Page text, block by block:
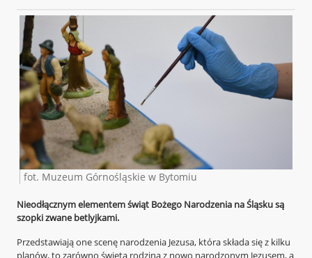
fot. Muzeum Górnośląskie w Bytomiu
Nieodłącznym elementem świąt Bożego Narodzenia na Śląsku są
szopki zwane betlyjkami.
Przedstawiają one scenę narodzenia Jezusa, która składa się z kilku
planów, to zarówno święta rodzina z nowo narodzonym Jezusem, a